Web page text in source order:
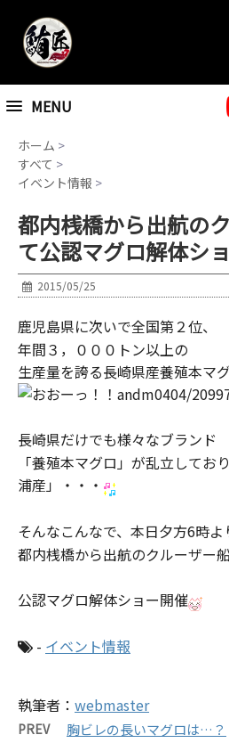
MENU
ホーム >
すべて >
イベント情報 >
都内桟橋から出航の
て公認マグロ解体シ
2015/05/25
鹿児島県に次いで全国第２位、
年間３，０００トン以上の
生産量を誇る長崎県産養殖本マ
andm0404/
長崎県だけでも様々なブランド
「養殖本マグロ」が乱立してお
浦産」・・・
そんなこんなで、本日夕方6時よ
都内桟橋から出航のクルーザー
公認マグロ解体ショー開催
- イベント情報
執筆者： webmaster
PREV 胸ビレの長いマグロは…？